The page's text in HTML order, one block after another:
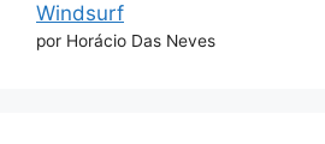
Windsurf
por Horácio Das Neves